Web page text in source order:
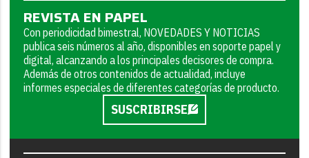
REVISTA EN PAPEL
Con periodicidad bimestral, NOVEDADES Y NOTICIAS
publica seis números al año, disponibles en soporte papel y
digital, alcanzando a los principales decisores de compra.
Además de otros contenidos de actualidad, incluye
informes especiales de diferentes categorías de producto.
SUSCRIBIRSE